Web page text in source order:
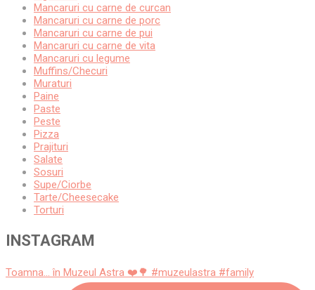
Mancaruri cu carne de curcan
Mancaruri cu carne de porc
Mancaruri cu carne de pui
Mancaruri cu carne de vita
Mancaruri cu legume
Muffins/Checuri
Muraturi
Paine
Paste
Peste
Pizza
Prajituri
Salate
Sosuri
Supe/Ciorbe
Tarte/Cheesecake
Torturi
INSTAGRAM
Toamna... în Muzeul Astra ❤️🌳 #muzeulastra #family